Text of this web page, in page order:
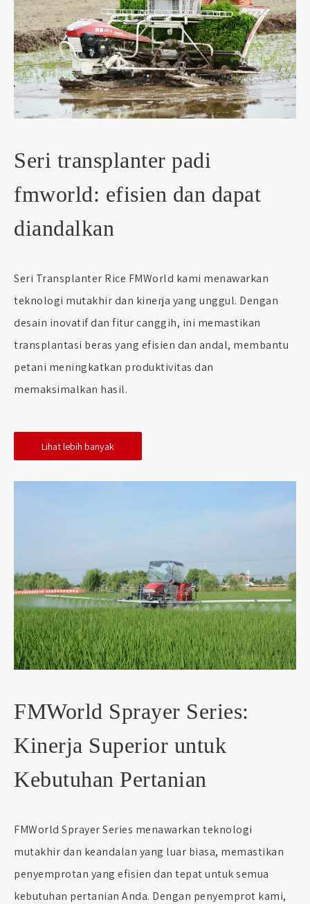
Seri transplanter padi
fmworld: efisien dan dapat
diandalkan
Seri Transplanter Rice FMWorld kami menawarkan
teknologi mutakhir dan kinerja yang unggul. Dengan
desain inovatif dan fitur canggih, ini memastikan
transplantasi beras yang efisien dan andal, membantu
petani meningkatkan produktivitas dan
memaksimalkan hasil.
Lihat lebih banyak
FMWorld Sprayer Series:
Kinerja Superior untuk
Kebutuhan Pertanian
FMWorld Sprayer Series menawarkan teknologi
mutakhir dan keandalan yang luar biasa, memastikan
penyemprotan yang efisien dan tepat untuk semua
kebutuhan pertanian Anda. Dengan penyemprot kami,